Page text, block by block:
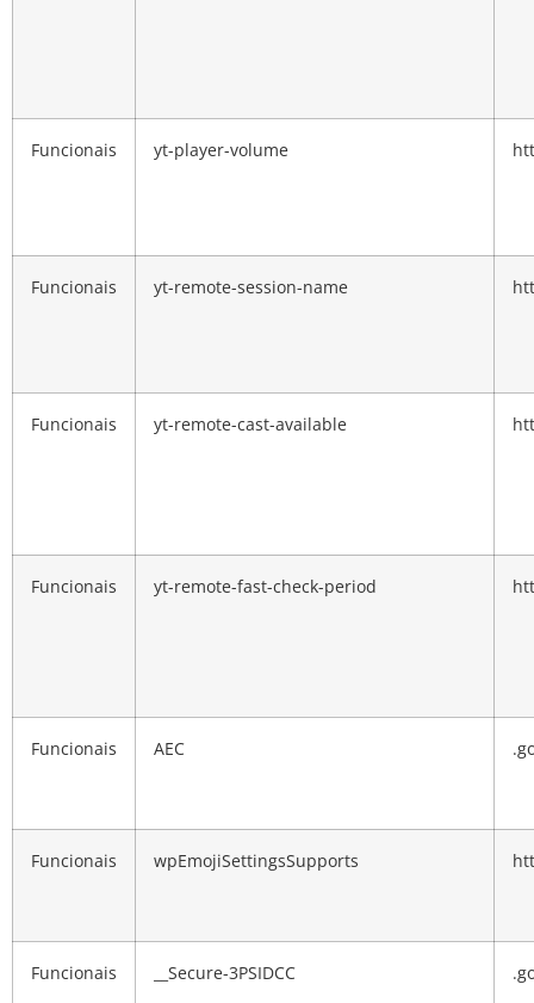
Funcionais yt-player-volume
Funcionais yt-remote-session-name
Funcionais yt-remote-cast-available
Funcionais yt-remote-fast-check-period
Funcionais AEC
Funcionais wpEmojiSettingsSupports
Funcionais __Secure-3PSIDCC